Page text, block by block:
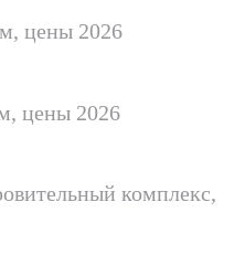
цены 2026
цены 2026
комплекс,